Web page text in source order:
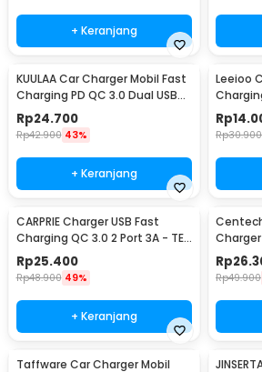
+ Keranjang
KUULAA Car Charger Mobil Fast
Charging PD QC 3.0 Dual USB
1.67A 20W - A318
Rp24.700
Rp42.900 43%
+ Keranjang
Leeioo
Port
Rp
Rp30.900
CARPRIE Charger USB Fast
Charging QC 3.0 2 Port 3A - TE-
820
Rp25.400
Rp48.900 49%
+ Keranjang
Base 2A
Rp
Rp49.900
Taffware Car Charger Mobil